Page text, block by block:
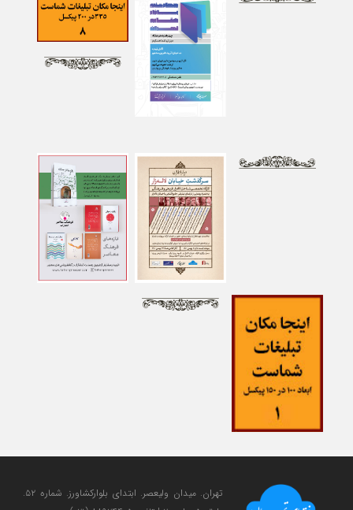
تهران. میدان ولی‎عصر. ابتدای بلوارکشاورز. شماره ۵۲.